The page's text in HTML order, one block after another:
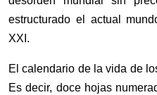
estructurado el actual
XXI.
El calendario de la vida de
Es decir, doce hojas